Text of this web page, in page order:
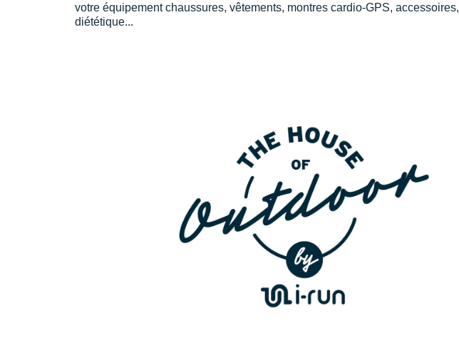
votre équipement chaussures, vêtements, montres cardio-GPS, accessoires,
diététique...